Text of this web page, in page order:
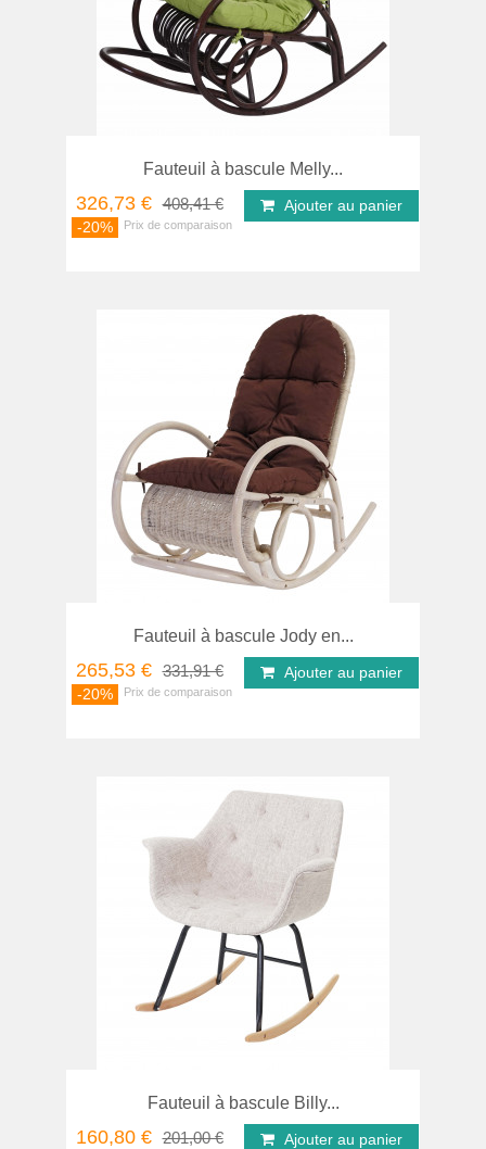
Fauteuil à bascule Melly...
326,73 € 408,41 €
-20%
Ajouter au panier
Fauteuil à bascule Jody en...
265,53 € 331,91 €
-20%
Ajouter au panier
Fauteuil à bascule Billy...
160,80 € 201,00 € Ajouter au panier